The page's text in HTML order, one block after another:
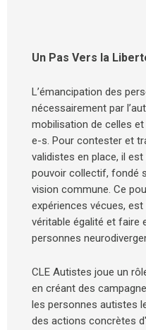
Un Pas Vers la
L’émancipation des
nécessairement par
mobilisation de celles
e-s. Pour contester et
validistes en place, il
pouvoir collectif, fondé
vision commune. Ce
expériences vécues,
véritable égalité et faire
personnes
CLE Autistes joue un
en créant des
les personnes autistes
des actions concrètes